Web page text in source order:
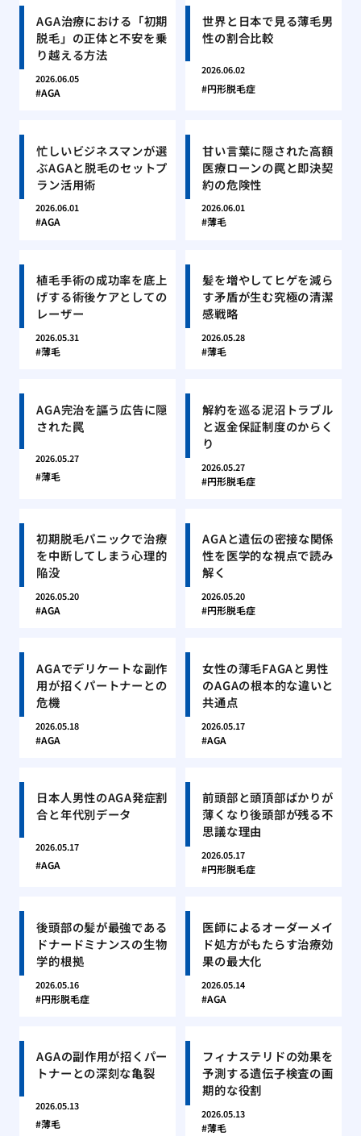
AGA治療における「初期
脱毛」の正体と不安を乗
り越える方法
2026.06.05
AGA
世界と日本で見る薄毛男
性の割合比較
2026.06.02
円形脱毛症
忙しいビジネスマンが選
ぶAGAと脱毛のセットプ
ラン活用術
2026.06.01
AGA
甘い言葉に隠された高額
医療ローンの罠と即決契
約の危険性
2026.06.01
薄毛
植毛手術の成功率を底上
げする術後ケアとしての
レーザー
2026.05.31
薄毛
髪を増やしてヒゲを減ら
す矛盾が生む究極の清潔
感戦略
2026.05.28
薄毛
AGA完治を謳う広告に隠
された罠
2026.05.27
薄毛
解約を巡る泥沼トラブル
と返金保証制度のからく
り
2026.05.27
円形脱毛症
初期脱毛パニックで治療
を中断してしまう心理的
陥没
2026.05.20
AGA
AGAと遺伝の密接な関係
性を医学的な視点で読み
解く
2026.05.20
円形脱毛症
AGAでデリケートな副作
用が招くパートナーとの
危機
2026.05.18
AGA
女性の薄毛FAGAと男性
のAGAの根本的な違いと
共通点
2026.05.17
AGA
日本人男性のAGA発症割
合と年代別データ
2026.05.17
AGA
前頭部と頭頂部ばかりが
薄くなり後頭部が残る不
思議な理由
2026.05.17
円形脱毛症
後頭部の髪が最強である
ドナードミナンスの生物
学的根拠
2026.05.16
円形脱毛症
医師によるオーダーメイ
ド処方がもたらす治療効
果の最大化
2026.05.14
AGA
AGAの副作用が招くパー
トナーとの深刻な亀裂
2026.05.13
薄毛
フィナステリドの効果を
予測する遺伝子検査の画
期的な役割
2026.05.13
薄毛